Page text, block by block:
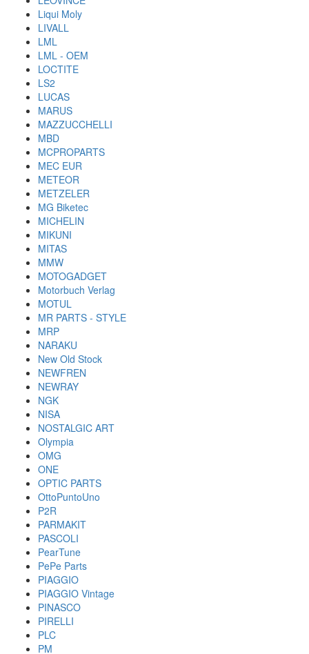
Liqui Moly
LIVALL
LML
LML - OEM
LOCTITE
LS2
LUCAS
MARUS
MAZZUCCHELLI
MBD
MCPROPARTS
MEC EUR
METEOR
METZELER
MG Biketec
MICHELIN
MIKUNI
MITAS
MMW
MOTOGADGET
Motorbuch Verlag
MOTUL
MR PARTS - STYLE
MRP
NARAKU
New Old Stock
NEWFREN
NEWRAY
NGK
NISA
NOSTALGIC ART
Olympia
OMG
ONE
OPTIC PARTS
OttoPuntoUno
P2R
PARMAKIT
PASCOLI
PearTune
PePe Parts
PIAGGIO
PIAGGIO Vintage
PINASCO
PIRELLI
PLC
PM